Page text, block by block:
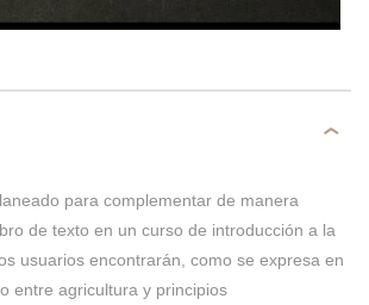
para complementar de manera
de texto en un curso de introducción a la
usuarios encontrarán, como se expresa en
entre agricultura y principios